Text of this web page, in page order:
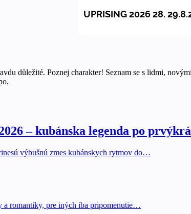
důležité. Poznej charakter! Seznam se s lidmi,
– kubánska legenda po
výbušnú zmes kubánskych rytmov do…
a romantiky, pre iných iba pripomenutie…